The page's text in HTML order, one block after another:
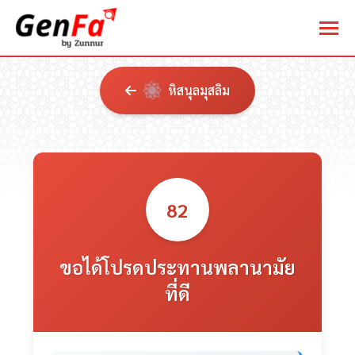
หิสนุลมุสลิม
82
ขอได้โปรดประทานพลานามัย
ที่ดี